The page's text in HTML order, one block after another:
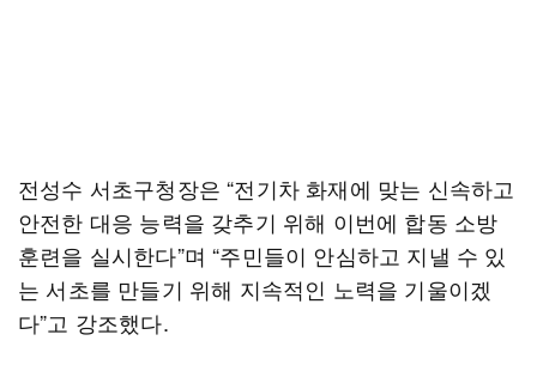
전성수 서초구청장은 “전기차 화재에 맞는 신속하고
안전한 대응 능력을 갖추기 위해 이번에 합동 소방
훈련을 실시한다”며 “주민들이 안심하고 지낼 수 있
는 서초를 만들기 위해 지속적인 노력을 기울이겠
다”고 강조했다.